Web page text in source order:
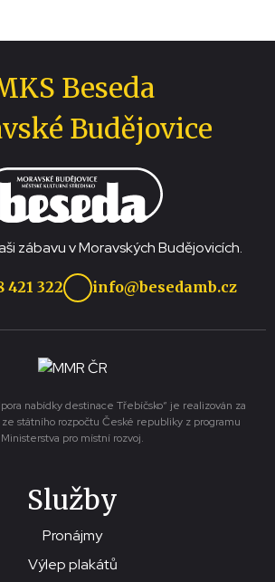
Beseda
Budějovice
zábavu v Moravských Budějovicích.
421 322 info@besedamb.cz
nabídky destinace Třebíčsko“ je realizován za
státního rozpočtu České republiky z programu
Ministerstva pro místní rozvoj.
Služby
Pronájmy
Výlep plakátů